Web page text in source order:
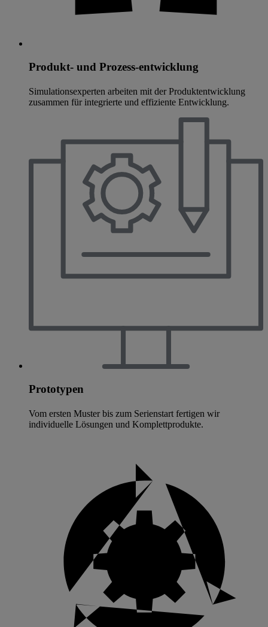
Produkt- und Prozess-entwicklung
Simulationsexperten arbeiten mit der Produktentwicklung
zusammen für integrierte und effiziente Entwicklung.
Prototypen
Vom ersten Muster bis zum Serienstart fertigen wir
individuelle Lösungen und Komplettprodukte.